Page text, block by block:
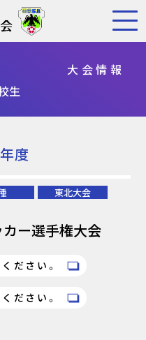
大会情報
生
年度
東北大会
ー選手権大会
ださい。
ださい。